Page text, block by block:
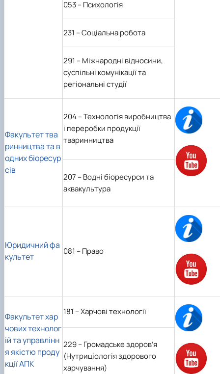
053 – Психологія
231 –Соціальна робота
291 – Міжнародні відносини,
суспільні комунікації та
регіональні студії
Факультет тва
ринництва та в
одних біоресур
сів
204 – Технологія виробництва
і переробки продукції
тваринництва
207 – Водні біоресурси та
аквакультура
Юридичний фа
культет
081 – Право
Факультет хар
чових технолог
ій та управлінн
я якістю проду
кції АПК
181 – Харчові технології
229 – Громадське здоров’я
(Нутриціологія здорового
харчування)